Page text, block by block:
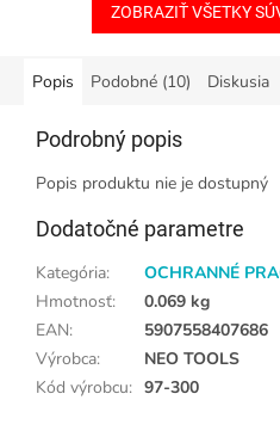
ZOBRAZIŤ VŠETKY
Popis Podobné (10) Diskusia
Podrobný popis
Popis produktu nie je dostupný
Dodatočné parametre
Kategória:
OCHRANNÉ
Hmotnosť:
0.069 kg
EAN:
5907558407686
Výrobca:
NEO TOOLS
Kód výrobcu: 97-300